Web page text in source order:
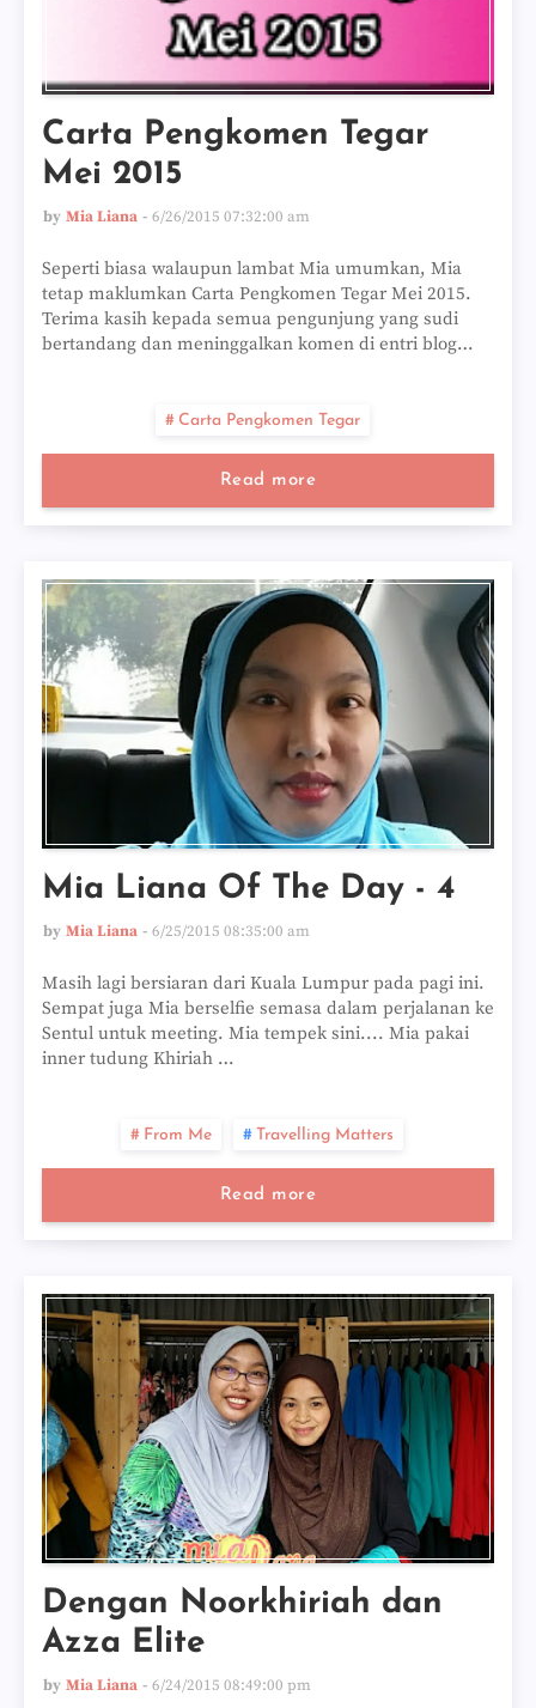
Carta Pengkomen Tegar
Mei 2015
by Mia Liana 6/26/2015 07:32:00 am
Seperti biasa walaupun lambat Mia umumkan, Mia
tetap maklumkan Carta Pengkomen Tegar Mei 2015.
Terima kasih kepada semua pengunjung yang sudi
bertandang dan meninggalkan komen di entri blog…
Carta Pengkomen Tegar
Read more
Mia Liana Of The Day - 4
by Mia Liana 6/25/2015 08:35:00 am
Masih lagi bersiaran dari Kuala Lumpur pada pagi ini.
Sempat juga Mia berselfie semasa dalam perjalanan ke
Sentul untuk meeting. Mia tempek sini.... Mia pakai
inner tudung Khiriah …
From Me Travelling Matters
Read more
Dengan Noorkhiriah dan
Azza Elite
by Mia Liana 6/24/2015 08:49:00 pm